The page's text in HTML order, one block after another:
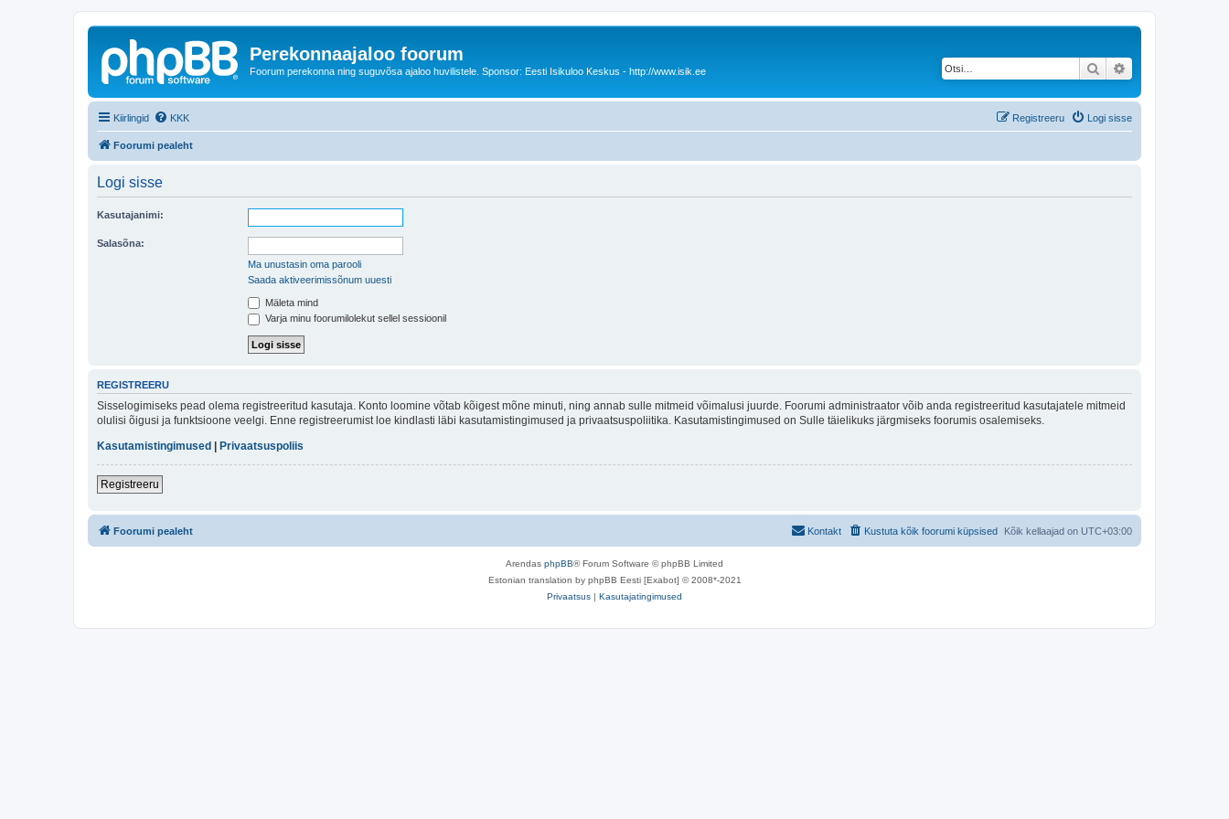
Perekonnaajaloo foorum
Foorum perekonna ning suguvõsa ajaloo huvilistele. Sponsor: Eesti Isikuloo Keskus - http://www.isik.ee Otsi
Kiirlingid KKK Logi sisse
Registreeru
Foorumi pealeht
Logi sisse
Kasutajanimi:
Salasõna:
Ma unustasin oma parooli
Saada aktiveerimissõnum uuesti
Mäleta mind
Varja minu foorumilolekut sellel sessioonil
REGISTREERU
Sisselogimiseks pead olema registreeritud kasutaja. Konto loomine võtab kõigest mõne minuti, ning annab sulle mitmeid võimalusi juurde. Foorumi administraator võib anda registreeritud kasutajatele mitmeid
olulisi õigusi ja funktsioone veelgi. Enne registreerumist loe kindlasti läbi kasutamistingimused ja privaatsuspoliitika. Kasutamistingimused on Sulle täielikuks järgmiseks foorumis osalemiseks.
Kasutamistingimused
Privaatsuspoliis
Registreeru
Foorumi pealeht Kõik kellaajad on UTC+03:00
Kustuta kõik foorumi küpsised
Kontakt
Arendas phpBB® Forum Software © phpBB Limited
Estonian translation by phpBB Eesti [Exabot] © 2008*-2021
Privaatsus | Kasutajatingimused